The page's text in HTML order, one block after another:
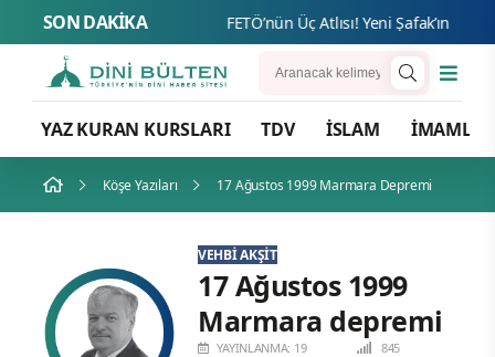
SON DAKİKA FETÖ’nün
YAZ KURAN KURSLARI TDV İSLAM İMAMLAR
Köşe Yazıları 17 Ağustos 1999 Marmara Depremi
VEHBI AKŞİT
17 Ağustos 1999
Marmara depremi
YAYINLANMA: 19
845